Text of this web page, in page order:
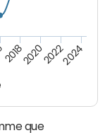
2018202020222024
que